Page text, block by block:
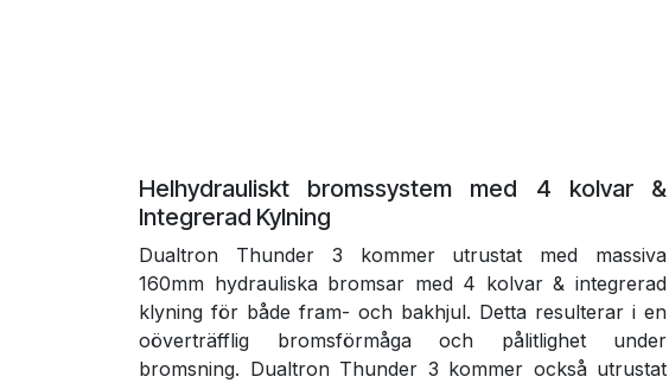
Helhydrauliskt bromssystem med 4 kolvar &
Integrerad Kylning
Dualtron Thunder 3 kommer utrustat med massiva
160mm hydrauliska bromsar med 4 kolvar & integrerad
klyning för både fram- och bakhjul. Detta resulterar i en
oöverträfflig bromsförmåga och pålitlighet under
bromsning. Dualtron Thunder 3 kommer också utrustat